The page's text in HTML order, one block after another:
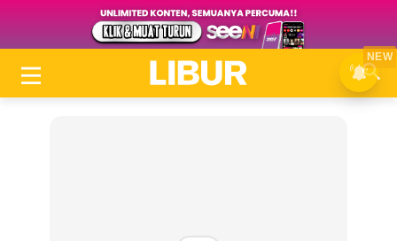
NEW